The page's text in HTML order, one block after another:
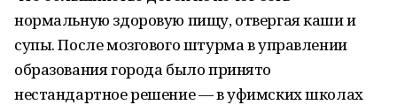
нормальную здоровую пищу, отвергая каши и
супы. После мозгового штурма в управлении
образования города было принято
нестандартное решение — в уфимских школах